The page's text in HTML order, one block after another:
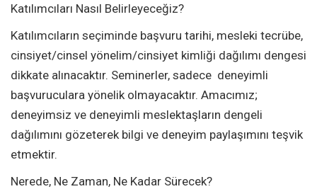
Katılımcıları Nasıl Belirleyeceğiz?
Katılımcıların seçiminde başvuru tarihi, mesleki tecrübe,
cinsiyet/cinsel yönelim/cinsiyet kimliği dağılımı dengesi
dikkate alınacaktır. Seminerler, sadece deneyimli
başvuruculara yönelik olmayacaktır. Amacımız;
deneyimsiz ve deneyimli meslektaşların dengeli
dağılımını gözeterek bilgi ve deneyim paylaşımını teşvik
etmektir.
Nerede, Ne Zaman, Ne Kadar Sürecek?